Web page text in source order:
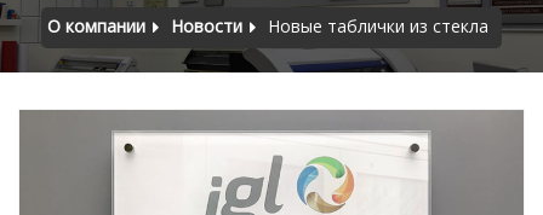
О компании Новости Новые таблички из стекла